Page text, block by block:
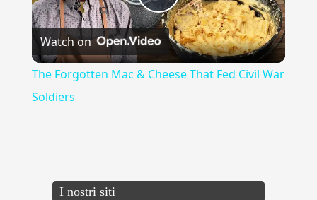
Play
Video
Watch on
The Forgotten Mac & Cheese That Fed Civil War
Soldiers
I nostri siti